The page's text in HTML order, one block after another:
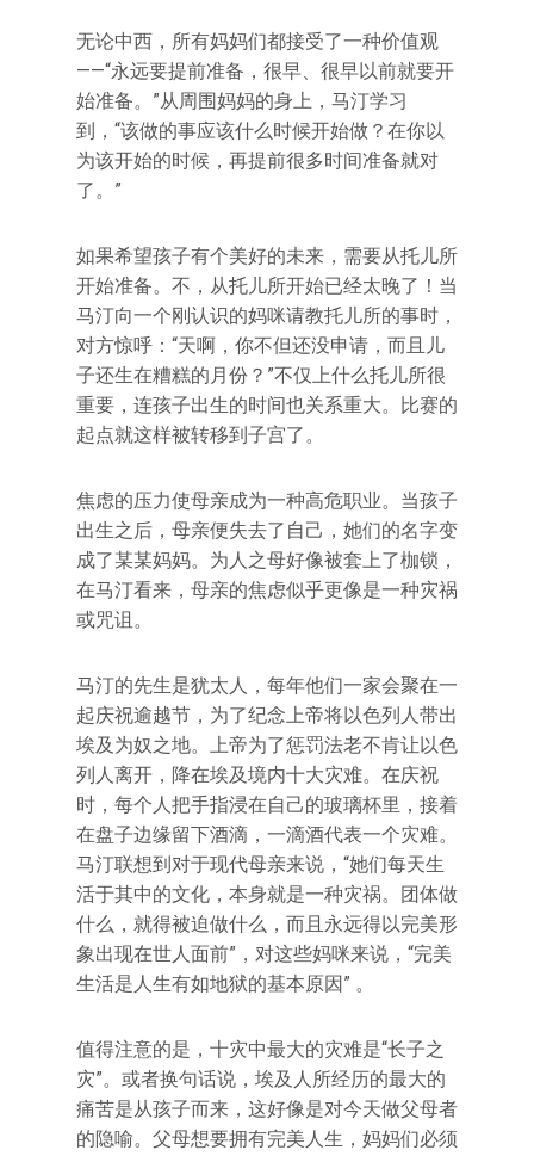
无论中西，所有妈妈们都接受了一种价值观
——“永远要提前准备，很早、很早以前就要开
始准备。”从周围妈妈的身上，马汀学习
到，“该做的事应该什么时候开始做？在你以
为该开始的时候，再提前很多时间准备就对
了。”
如果希望孩子有个美好的未来，需要从托儿所
开始准备。不，从托儿所开始已经太晚了！当
马汀向一个刚认识的妈咪请教托儿所的事时，
对方惊呼：“天啊，你不但还没申请，而且儿
子还生在糟糕的月份？”不仅上什么托儿所很
重要，连孩子出生的时间也关系重大。比赛的
起点就这样被转移到子宫了。
焦虑的压力使母亲成为一种高危职业。当孩子
出生之后，母亲便失去了自己，她们的名字变
成了某某妈妈。为人之母好像被套上了枷锁，
在马汀看来，母亲的焦虑似乎更像是一种灾祸
或咒诅。
马汀的先生是犹太人，每年他们一家会聚在一
起庆祝逾越节，为了纪念上帝将以色列人带出
埃及为奴之地。上帝为了惩罚法老不肯让以色
列人离开，降在埃及境内十大灾难。在庆祝
时，每个人把手指浸在自己的玻璃杯里，接着
在盘子边缘留下酒滴，一滴酒代表一个灾难。
马汀联想到对于现代母亲来说，“她们每天生
活于其中的文化，本身就是一种灾祸。团体做
什么，就得被迫做什么，而且永远得以完美形
象出现在世人面前”，对这些妈咪来说，“完美
生活是人生有如地狱的基本原因” 。
值得注意的是，十灾中最大的灾难是“长子之
灾”。或者换句话说，埃及人所经历的最大的
痛苦是从孩子而来，这好像是对今天做父母者
的隐喻。父母想要拥有完美人生，妈妈们必须